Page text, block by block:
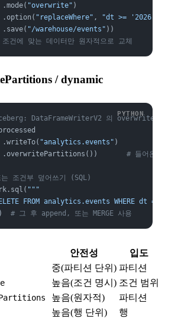
.mode(
"overwrite" )
.option(
"replaceWhere" ,
"dt >= '2026-06-
.save(
"/warehouse/events" ))
건에 맞는 데이터만 원자적으로 교체
/ dynamic
DataFrameWriterV2 의
.writeTo(
"analytics.events" )
.overwritePartitions())
# 들어온 파티
조건부 덮어쓰기 (SQL)
"""
FROM analytics.events WHERE dt = DATE
) # 그 후 append, 또는 MERGE 사용
안전성
입도
중(파티션 단위) 파티션
높음(조건 명시) 조건 범위
높음(원자적)
파티션
높음(행 단위) 행